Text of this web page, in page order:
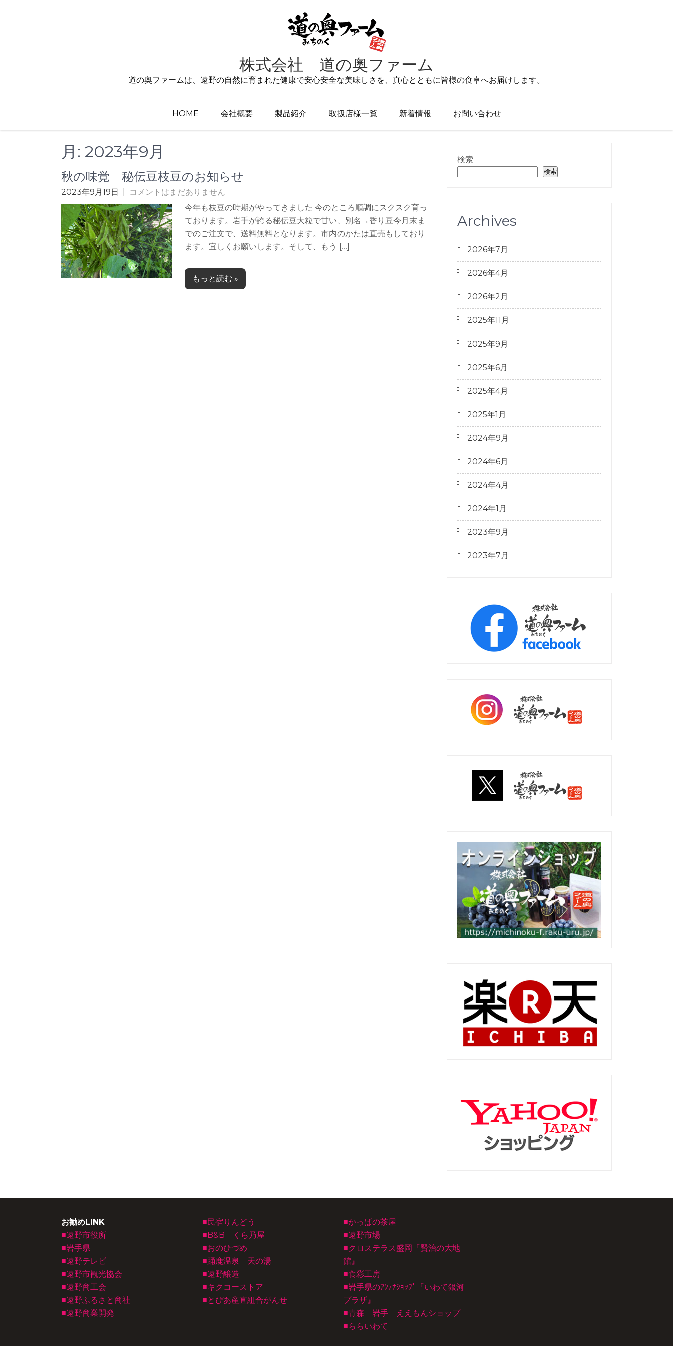
株式会社 道の奥ファーム
道の奥ファームは、遠野の自然に育まれた健康で安心安全な美味しさを、真心とともに皆様の食卓へお届けします。
HOME 会社概要 製品紹介 取扱店様一覧 新着情報 お問い合わせ
月: 2023年9月
秋の味覚 秘伝豆枝豆のお知らせ
2023年9月19日
コメントはまだありません
今年も枝豆の時期がやってきました 今のところ順調にスクスク育っ
ております。岩手が誇る秘伝豆大粒で甘い、別名→香り豆今月末ま
でのご注文で、送料無料となります。市内のかたは直売もしており
ます。宜しくお願いします。そして、もう […]
もっと読む »
検索
検索
Archives
2026年7月
2026年4月
2026年2月
2025年11月
2025年9月
2025年6月
2025年4月
2025年1月
2024年9月
2024年6月
2024年4月
2024年1月
2023年9月
2023年7月
お勧めLINK
■遠野市役所
■岩手県
■遠野テレビ
■遠野市観光協会
■遠野商工会
■遠野ふるさと商社
■遠野商業開発
■民宿りんどう
■B&B くら乃屋
■おのひづめ
■踊鹿温泉 天の湯
■遠野醸造
■キクコーストア
■とぴあ産直組合がんせ
■かっぱの茶屋
■遠野市場
■クロステラス盛岡『賢治の大地
館』
■食彩工房
■岩手県のｱﾝﾃﾅｼｮｯﾌﾟ『いわて銀河
プラザ』
■青森 岩手 ええもんショップ
■ららいわて